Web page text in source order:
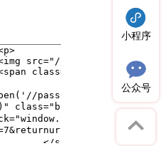
小程序
公众号